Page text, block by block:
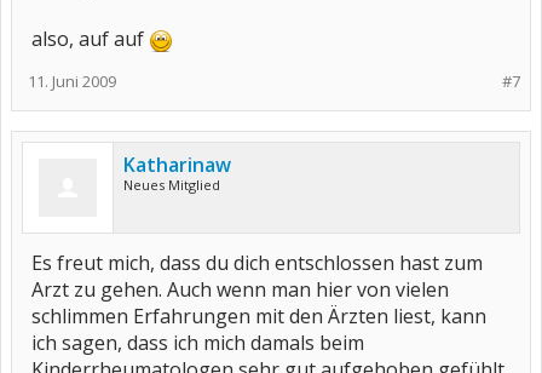
also, auf auf
#7
11. Juni 2009
Katharinaw
Neues Mitglied
Es freut mich, dass du dich entschlossen hast zum
Arzt zu gehen. Auch wenn man hier von vielen
schlimmen Erfahrungen mit den Ärzten liest, kann
ich sagen, dass ich mich damals beim